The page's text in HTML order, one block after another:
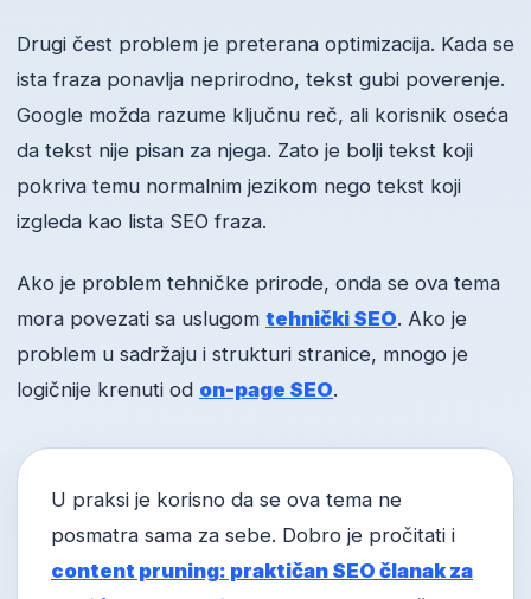
Drugi čest problem je preterana optimizacija. Kada se
ista fraza ponavlja neprirodno, tekst gubi poverenje.
Google možda razume ključnu reč, ali korisnik oseća
da tekst nije pisan za njega. Zato je bolji tekst koji
pokriva temu normalnim jezikom nego tekst koji
izgleda kao lista SEO fraza.
Ako je problem tehničke prirode, onda se ova tema
mora povezati sa uslugom tehnički SEO. Ako je
problem u sadržaju i strukturi stranice, mnogo je
logičnije krenuti od on-page SEO.
U praksi je korisno da se ova tema ne
posmatra sama za sebe. Dobro je pročitati i
content pruning: praktičan SEO članak za